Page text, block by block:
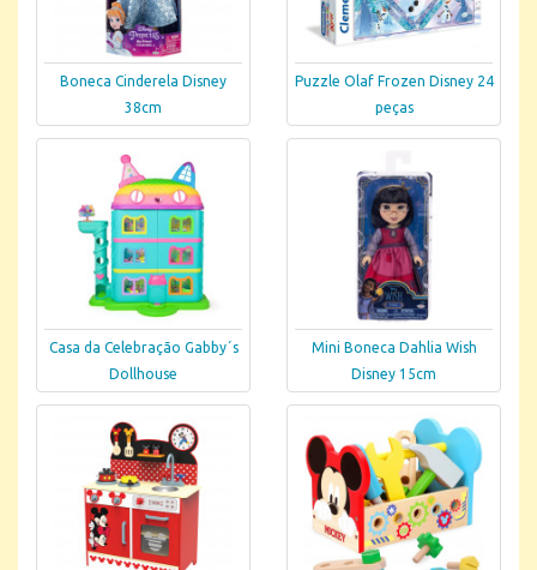
Boneca Cinderela Disney
38cm
Puzzle Olaf Frozen Disney 24
peças
Casa da Celebração Gabby´s
Dollhouse
Mini Boneca Dahlia Wish
Disney 15cm